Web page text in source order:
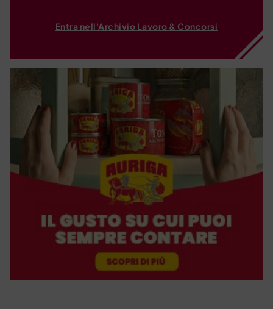
Entra nell'Archivio Lavoro & Concorsi